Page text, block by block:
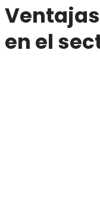
en el